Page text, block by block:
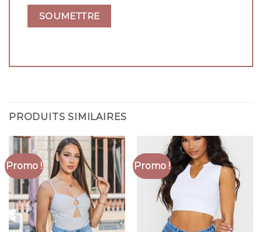
PRODUITS SIMILAIRES
Promo ! Promo !